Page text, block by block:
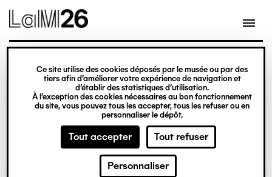
Gestion des cookies
Ce site utilise des cookies déposés par le musée ou par des
tiers afin d’améliorer votre expérience de navigation et
d’établir des statistiques d’utilisation.
À l’exception des cookies nécessaires au bon fonctionnement
du site, vous pouvez tous les accepter, tous les refuser ou en
personnaliser le dépôt.
Tout accepter Tout refuser
Personnaliser
contenu